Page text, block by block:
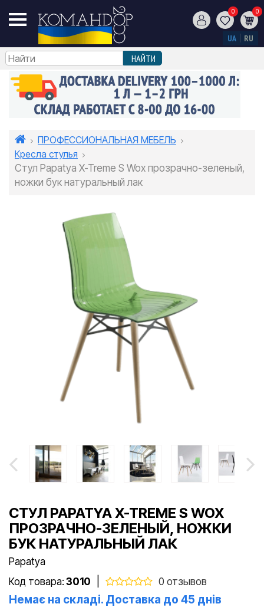
0 0
UA RU
ПРОФЕССИОНАЛЬНАЯ МЕБЕЛЬ
Кресла стулья
Стул Papatya X-Treme S Wox прозрачно-зеленый,
ножки бук натуральный лак
СТУЛ PAPATYA X-TREME S WOX
ПРОЗРАЧНО-ЗЕЛЕНЫЙ, НОЖКИ
БУК НАТУРАЛЬНЫЙ ЛАК
Papatya
Код товара: 3010 0 отзывов
Немає на складі. Доставка до 45 днів